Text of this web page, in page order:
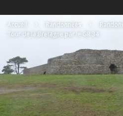
Accueil Randonnées
Tour de la Bretagne par le GR 34